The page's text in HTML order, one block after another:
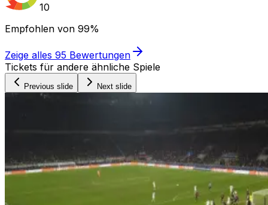
10
Empfohlen von 99%
Zeige alles 95 Bewertungen
Tickets für andere ähnliche Spiele
Previous slide Next slide